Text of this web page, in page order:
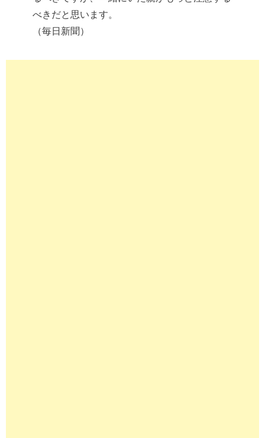
べきだと思います。
（毎日新聞）